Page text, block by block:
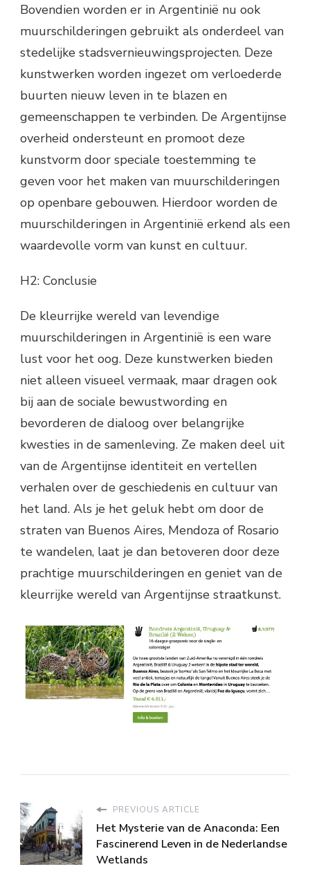
Bovendien worden er in Argentinië nu ook
muurschilderingen gebruikt als onderdeel van
stedelijke stadsvernieuwingsprojecten. Deze
kunstwerken worden ingezet om verloederde
buurten nieuw leven in te blazen en
gemeenschappen te verbinden. De Argentijnse
overheid ondersteunt en promoot deze
kunstvorm door speciale toestemming te
geven voor het maken van muurschilderingen
op openbare gebouwen. Hierdoor worden de
muurschilderingen in Argentinië erkend als een
waardevolle vorm van kunst en cultuur.
H2: Conclusie
De kleurrijke wereld van levendige
muurschilderingen in Argentinië is een ware
lust voor het oog. Deze kunstwerken bieden
niet alleen visueel vermaak, maar dragen ook
bij aan de sociale bewustwording en
bevorderen de dialoog over belangrijke
kwesties in de samenleving. Ze maken deel uit
van de Argentijnse identiteit en vertellen
verhalen over de geschiedenis en cultuur van
het land. Als je het geluk hebt om door de
straten van Buenos Aires, Mendoza of Rosario
te wandelen, laat je dan betoveren door deze
prachtige muurschilderingen en geniet van de
kleurrijke wereld van Argentijnse straatkunst.
PREVIOUS ARTICLE
Het Mysterie van de Anaconda: Een
Fascinerend Leven in de Nederlandse
Wetlands